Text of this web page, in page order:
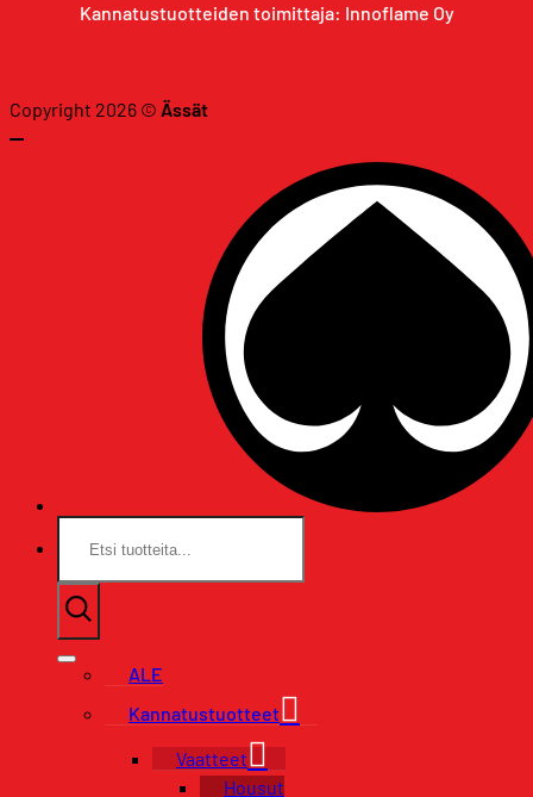
Kannatustuotteiden toimittaja: Innoflame Oy
Copyright 2026 © Ässät
Etsi:
ALE
Kannatustuotteet
Vaatteet
Housut